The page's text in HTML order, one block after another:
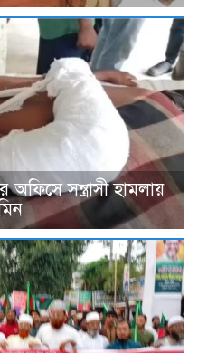
অফিসে সন্ত্রাসী হামলায়